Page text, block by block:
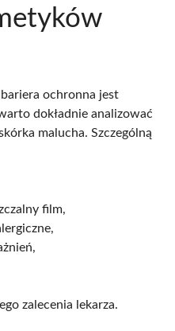
ochronna jest
dokładnie analizować
malucha. Szczególną
film,
zalecenia lekarza.